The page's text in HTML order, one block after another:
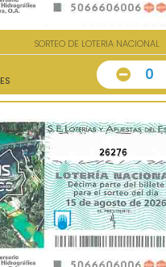
SORTEO DE LOTERIA NACIONAL
0
26276